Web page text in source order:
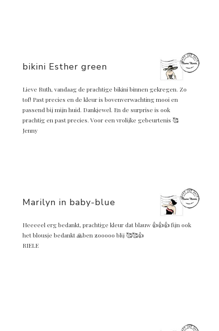
bikini Esther green
Lieve Ruth, vandaag de prachtige bikini binnen gekregen. Zo
tof! Past precies en de kleur is bovenverwachting mooi en
passend bij mijn huid. Dankjewel. En de surprise is ook
prachtig en past precies. Voor een vrolijke gebeurtenis 🥰
Jenny
Marilyn in baby-blue
Heeeeel erg bedankt, prachtige kleur dat blauw 👍👍👍 fijn ook
het blousje bedankt 🙏ben zooooo blij 🥰🥰👍
RIELE